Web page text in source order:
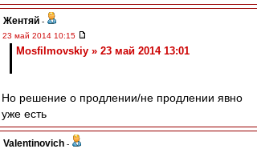
Жентяй -
23 май 2014 10:15
Mosfilmovskiy » 23 май 2014 13:01
Но решение о продлении/не продлении явно
уже есть
Valentinovich -